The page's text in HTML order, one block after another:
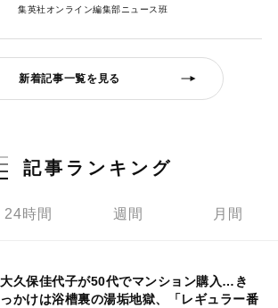
集英社オンライン編集部ニュース班
新着記事一覧を見る
記事ランキング
24時間 週間 月間
大久保佳代子が50代でマンション購入…き
っかけは浴槽裏の湯垢地獄、「レギュラー番